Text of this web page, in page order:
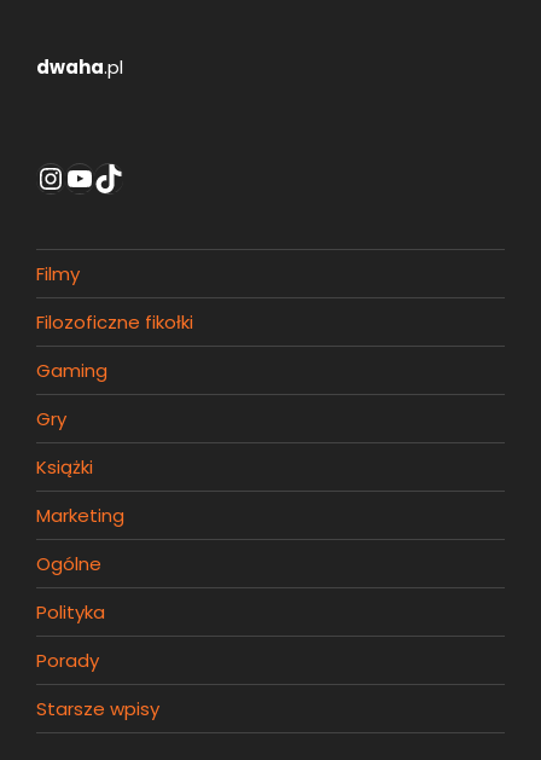
dwaha.pl
Instagram
YouTube
TikTok
Filmy
Filozoficzne fikołki
Gaming
Gry
Książki
Marketing
Ogólne
Polityka
Porady
Starsze wpisy